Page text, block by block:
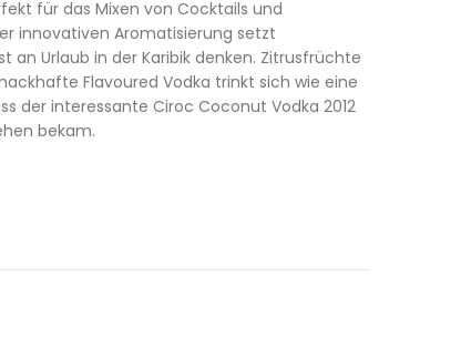
für das Mixen von Cocktails und
innovativen Aromatisierung setzt
an Urlaub in der Karibik denken. Zitrusfrüchte
Flavoured Vodka trinkt sich wie eine
der interessante Ciroc Coconut Vodka 2012
bekam.